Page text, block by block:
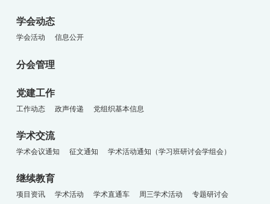
学会动态
学会活动 信息公开
分会管理
党建工作
工作动态 政声传递 党组织基本信息
学术交流
学术会议通知 征文通知 学术活动通知（学习班研讨会学组会）
继续教育
项目资讯 学术活动 学术直通车 周三学术活动
专题研讨会